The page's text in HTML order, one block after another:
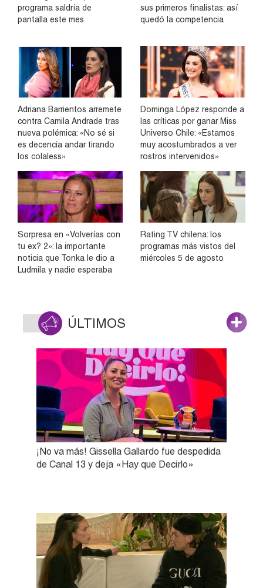
programa saldría de
pantalla este mes
sus primeros finalistas: así
quedó la competencia
Adriana Barrientos arremete
contra Camila Andrade tras
nueva polémica: «No sé si
es decencia andar tirando
los colaless»
Dominga López responde a
las críticas por ganar Miss
Universo Chile: «Estamos
muy acostumbrados a ver
rostros intervenidos»
Sorpresa en «Volverías con
tu ex? 2»: la importante
noticia que Tonka le dio a
Ludmila y nadie esperaba
Rating TV chilena: los
programas más vistos del
miércoles 5 de agosto
ÚLTIMOS
¡No va más! Gissella Gallardo fue despedida
de Canal 13 y deja «Hay que Decirlo»